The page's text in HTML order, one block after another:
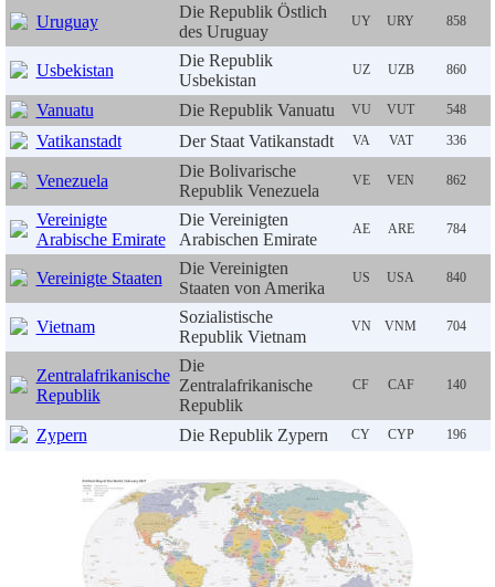
Uruguay
Die Republik Östlich
des Uruguay
UY URY 858
Usbekistan
Die Republik
Usbekistan
UZ UZB 860
Vanuatu Die Republik Vanuatu VU VUT 548
Vatikanstadt Der Staat Vatikanstadt VA VAT 336
Venezuela
Die Bolivarische
Republik Venezuela
VE VEN 862
Vereinigte
Arabische Emirate
Die Vereinigten
Arabischen Emirate
AE ARE 784
Vereinigte Staaten
Die Vereinigten
Staaten von Amerika
US USA 840
Vietnam
Sozialistische
Republik Vietnam
VN VNM 704
Zentralafrikanische
Republik
Die
Zentralafrikanische
Republik
CF CAF 140
Zypern Die Republik Zypern CY CYP 196